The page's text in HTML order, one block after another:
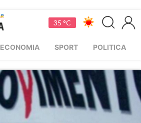
35 °C
ECONOMIA SPORT POLITICA